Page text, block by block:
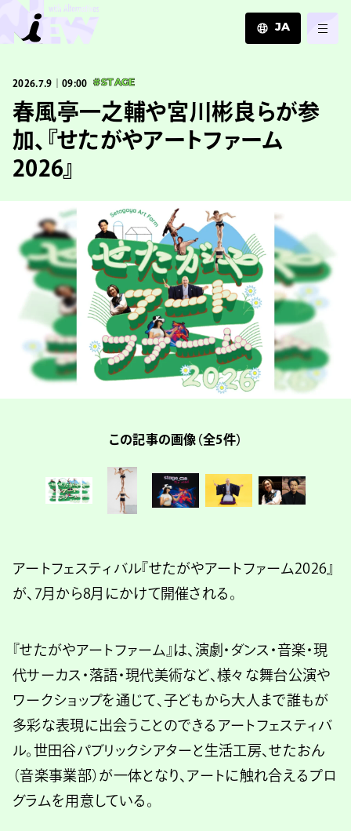
JA
ZH
2026.7.9｜09:00 #STAGE
春風亭一之輔や宮川彬良らが参
加、『せたがやアートファーム
2026』
この記事の画像（全5件）
アートフェスティバル『せたがやアートファーム2026』
が、7月から8月にかけて開催される。
『せたがやアートファーム』は、演劇・ダンス・音楽・現
代サーカス・落語・現代美術など、様々な舞台公演や
ワークショップを通じて、子どもから大人まで誰もが
多彩な表現に出会うことのできるアートフェスティバ
ル。世田谷パブリックシアターと生活工房、せたおん
（音楽事業部）が一体となり、アートに触れ合えるプロ
グラムを用意している。